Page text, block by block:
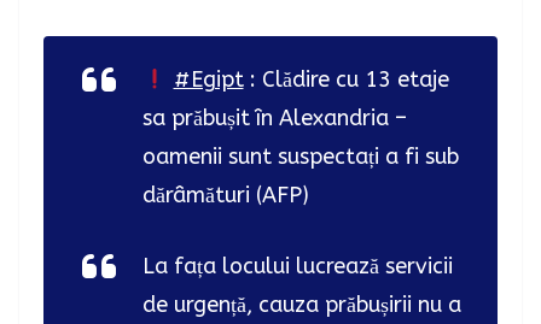
#Egipt: Clădire cu 13 etaje
sa prăbușit în Alexandria –
oamenii sunt suspectați a fi sub
dărâmături (AFP)
La fața locului lucrează servicii
de urgență, cauza prăbușirii nu a